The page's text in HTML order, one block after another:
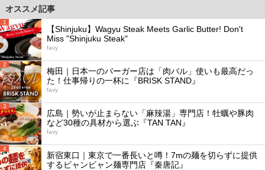
オススメ記事
1
【Shinjuku】Wagyu Steak Meets Garlic Butter! Don't
Miss "Shinjuku Steak"
favy
2
梅田｜日本一のバーガー店は「肉バル」使いも最高だっ
た！仕事帰りの一杯に『BRISK STAND』
favy
3
広島｜勢いが止まらない「麻辣湯」専門店！牡蠣や豚肉
など30種の具材から選ぶ『TAN TAN』
favy
4
新宿東口｜東京で一番長いと噂！7mの麺を切らずに提供
するビャンビャン麺専門店『秦唐記』